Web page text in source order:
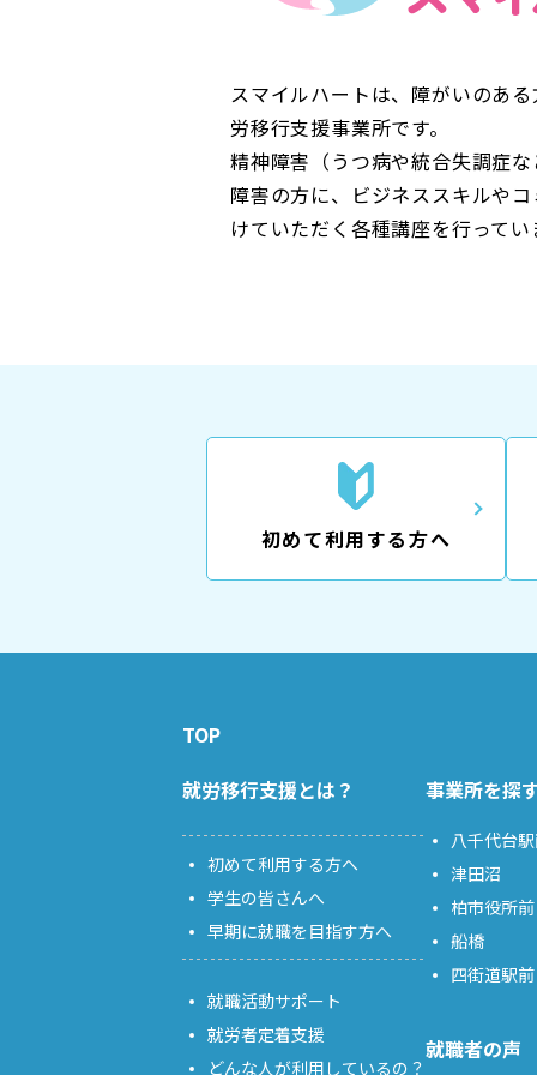
スマイルハートは、障がいのあ
労移行支援事業所です。
精神障害（うつ病や統合失調症
障害の方に、ビジネススキルや
けていただく各種講座を行ってい
初めて利用する方へ
TOP
就労移行支援とは？
初めて利用する方へ
学生の皆さんへ
早期に就職を目指す方へ
就職活動サポート
就労者定着支援
どんな人が利用しているの？
事業所を探
八千代台
津田沼
柏市役所前
船橋
四街道駅前
就職者の声